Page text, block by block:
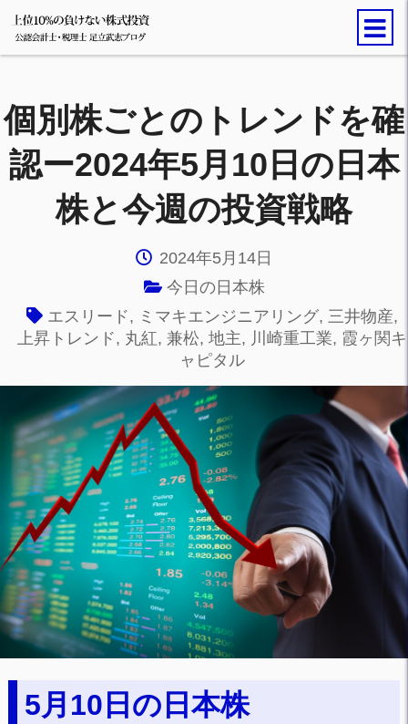
個別株ごとのトレンドを確
認ー2024年5月10日の日本
株と今週の投資戦略
2024年5月14日
今日の日本株
エスリード, ミマキエンジニアリング, 三井物産,
上昇トレンド, 丸紅, 兼松, 地主, 川崎重工業, 霞ヶ関キ
ャピタル
5月10日の日本株